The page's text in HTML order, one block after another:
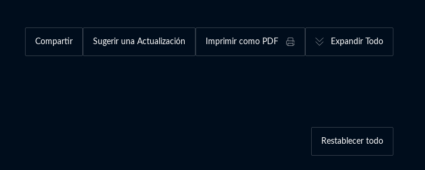
Compartir Sugerir una Actualización Imprimir como PDF Expandir Todo
Restablecer todo